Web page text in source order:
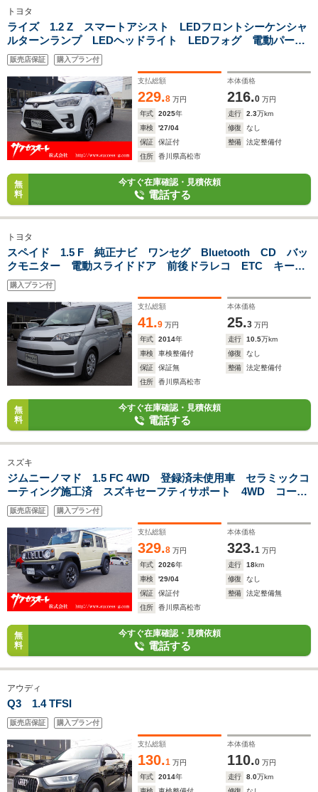
トヨタ
ライズ 1.2 Z スマートアシスト LEDフロントシーケンシャ
ルターンランプ LEDヘッドライト LEDフォグ 電動パーキ
ング アイドリングストップ 社外ナビ Fドラレコ ETC
シートヒーター 純正17アルミホイール
販売店保証 購入プラン付
支払総額
229.8 万円
本体価格
216.0 万円
年式
2025年 走行 2.3万km
車検
'27/04 修復
なし
保証
保証付 整備
法定整備付
住所
香川県高松市
無
料
今すぐ在庫確認・見積依頼
電話する
トヨタ
スペイド 1.5 F 純正ナビ ワンセグ Bluetooth CD バッ
クモニター 電動スライドドア 前後ドラレコ ETC キーレ
ス ウィンカードアミラー Wエアバック AUTOライト
購入プラン付
支払総額
41.9 万円
本体価格
25.3 万円
年式
2014年 走行 10.5万km
車検
車検整備付 修復
なし
保証
保証無 整備
法定整備付
住所
香川県高松市
無
料
今すぐ在庫確認・見積依頼
電話する
スズキ
ジムニーノマド 1.5 FC 4WD 登録済未使用車 セラミックコ
ーティング施工済 スズキセーフティサポート 4WD コーナ
ーセンサー アイドリングストップ スマートキー LEDヘッ
ドライト ETC シートヒーター 純正15アルミ
販売店保証 購入プラン付
支払総額
329.8 万円
本体価格
323.1 万円
年式
2026年 走行 18km
車検
'29/04 修復
なし
保証
保証付 整備
法定整備無
住所
香川県高松市
無
料
今すぐ在庫確認・見積依頼
電話する
アウディ
Q3 1.4 TFSI
販売店保証 購入プラン付
支払総額
130.1 万円
本体価格
110.0 万円
年式
2014年 走行 8.0万km